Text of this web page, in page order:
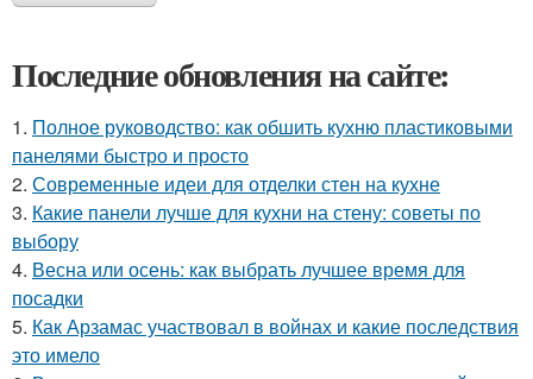
Последние обновления на сайте:
1. Полное руководство: как обшить кухню пластиковыми
панелями быстро и просто
2. Современные идеи для отделки стен на кухне
3. Какие панели лучше для кухни на стену: советы по
выбору
4. Весна или осень: как выбрать лучшее время для
посадки
5. Как Арзамас участвовал в войнах и какие последствия
это имело